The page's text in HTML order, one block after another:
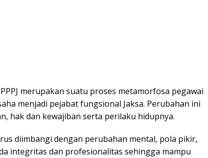
merupakan suatu proses metamorfosa pegawai
menjadi pejabat fungsional Jaksa. Perubahan ini
hak dan kewajiban serta perilaku hidupnya.
diimbangi dengan perubahan mental, pola pikir,
integritas dan profesionalitas sehingga mampu